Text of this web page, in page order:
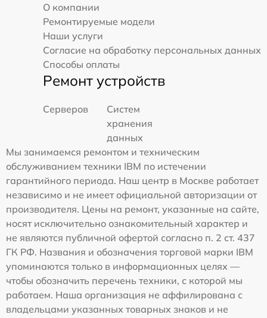
О компании
Ремонтируемые модели
Наши услуги
Согласие на обработку персональных данных
Способы оплаты
Ремонт устройств
Серверов
Систем
хранения
данных
Мы занимаемся ремонтом и техническим
обслуживанием техники IBM по истечении
гарантийного периода. Наш центр в Москве работает
независимо и не имеет официальной авторизации от
производителя. Цены на ремонт, указанные на сайте,
носят исключительно ознакомительный характер и
не являются публичной офертой согласно п. 2 ст. 437
ГК РФ. Названия и обозначения торговой марки IBM
упоминаются только в информационных целях —
чтобы обозначить перечень техники, с которой мы
работаем. Наша организация не аффилирована с
владельцами указанных товарных знаков и не